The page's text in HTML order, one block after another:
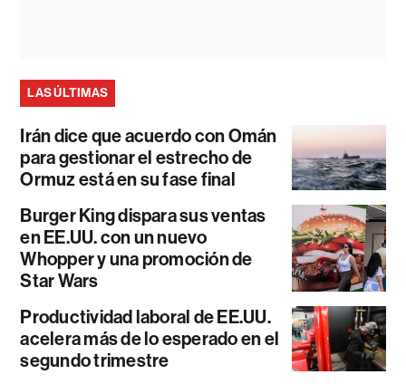
LAS ÚLTIMAS
Irán dice que acuerdo con Omán
para gestionar el estrecho de
Ormuz está en su fase final
Burger King dispara sus ventas
en EE.UU. con un nuevo
Whopper y una promoción de
Star Wars
Productividad laboral de EE.UU.
acelera más de lo esperado en el
segundo trimestre